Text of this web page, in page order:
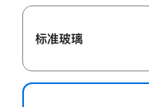
标准玻璃